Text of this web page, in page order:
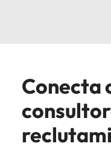
Conecta